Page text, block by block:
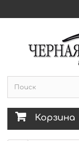
Корзина